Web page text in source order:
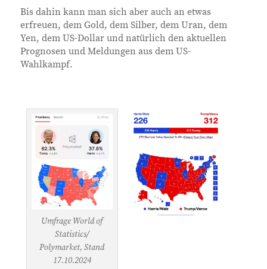
Bis dahin kann man sich aber auch an etwas
erfreuen, dem Gold, dem Silber, dem Uran, dem
Yen, dem US-Dollar und natürlich den aktuellen
Prognosen und Meldungen aus dem US-
Wahlkampf.
Umfrage World of
Statistics/
Polymarket, Stand
17.10.2024